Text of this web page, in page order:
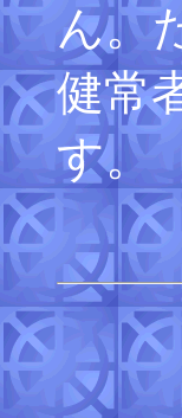
ん。
健常
す。